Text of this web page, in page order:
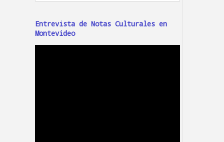
Entrevista de Notas Culturales en
Montevideo